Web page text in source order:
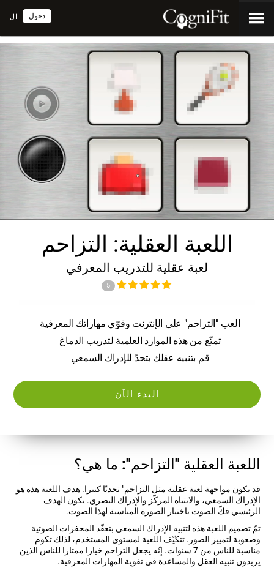
ال دخول
اللعبة العقلية: التزاحم
لعبة عقلية للتدريب المعرفي
5
العب "التزاحم" على الإنترنت وقوّي مهاراتك المعرفية
تمتّع من هذه الموارد العلمية لتدريب الدماغ
قم بتنبيه عقلك بتحدّ للإدراك السمعي
البدء الآن
اللعبة العقلية "التزاحم": ما هي؟
قد يكون مواجهة لعبة عقلية مثل التزاحم" تحديّا كبيرا. هدف اللعبة هذه هو
الإدراك السمعي، والانتباه المركّز والإدراك البصري. يكون الهدف
الرئيسي فكّ الصوت باختيار الصورة المناسبة لهذا الصوت.
تمّ تصميم اللعبة هذه لتنبيه الإدراك السمعي بتعقّد المحفزات الصوتية
وصعوبة لتمييز الصور. تتكيّف اللعبة لمستوى المستخدم، لذلك تكوم
مناسبة للناس من 7 سنوات. إنّه يجعل التزاحم خيارا ممتازا للناس الذين
يريدون تنبيه العقل والمساعدة في تقوية المهارات المعرفية.